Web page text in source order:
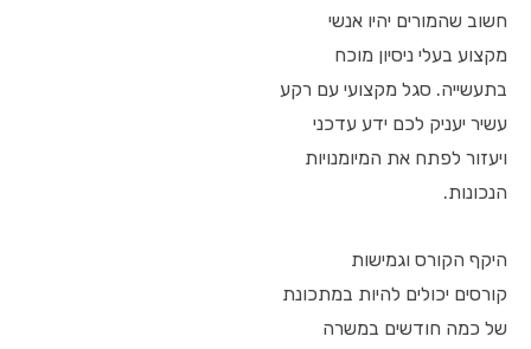
חשוב שהמורים יהיו אנשי
מקצוע בעלי ניסיון מוכח
בתעשייה. סגל מקצועי עם רקע
עשיר יעניק לכם ידע עדכני
ויעזור לפתח את המיומנויות
הנכונות.
היקף הקורס וגמישות
קורסים יכולים להיות במתכונת
של כמה חודשים במשרה